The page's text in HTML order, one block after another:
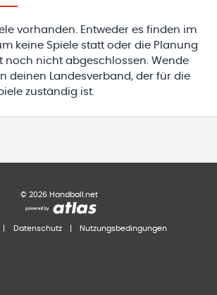
vorhanden. Entweder es finden im
keine Spiele statt oder die Planung
noch nicht abgeschlossen. Wende
deinen Landesverband, der für die
zuständig ist.
© 2026 Handball.net
Datenschutz Nutzungsbedingungen